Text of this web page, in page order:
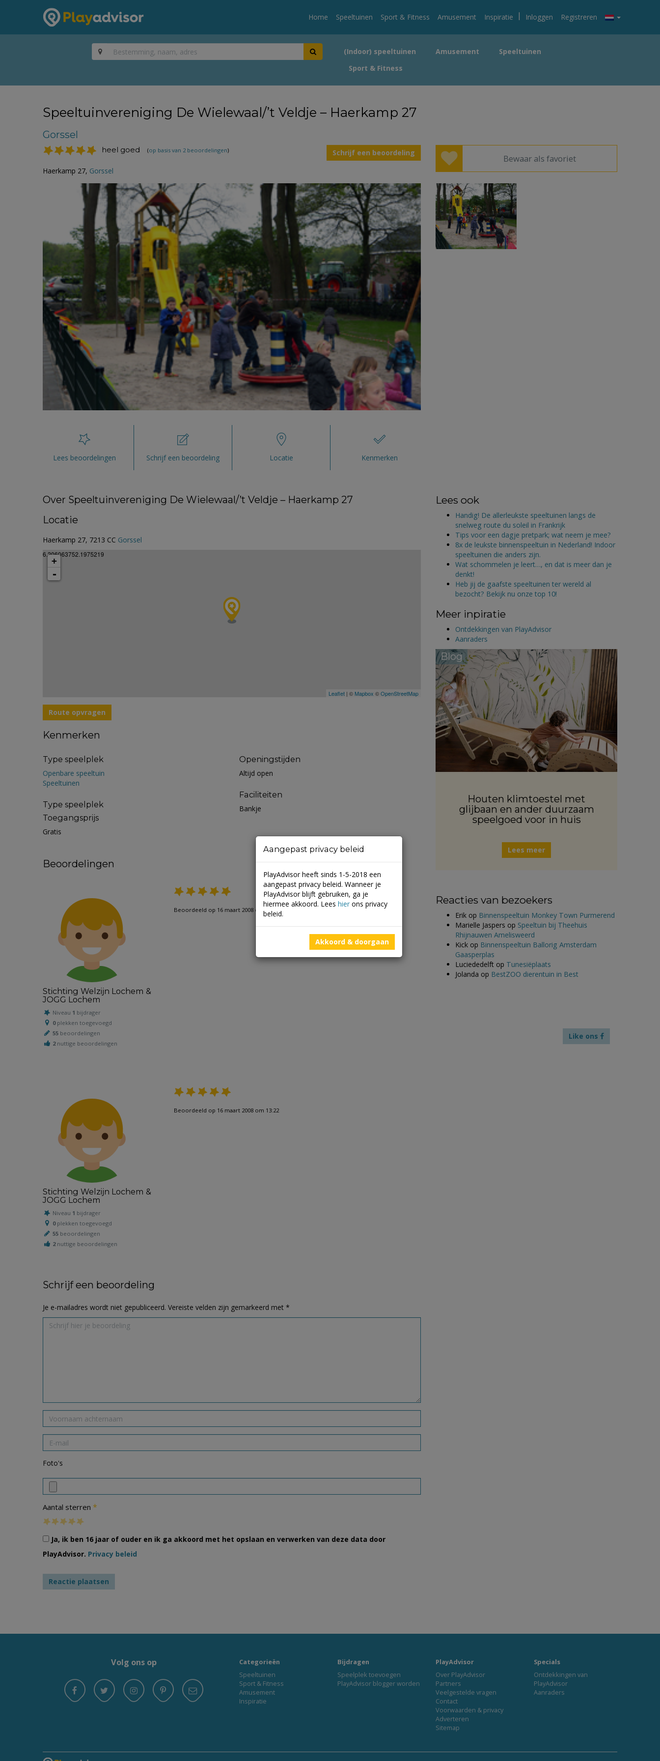
Home Speeltuinen Sport & Fitness Amusement Inspiratie | Inloggen Registreren
(Indoor) speeltuinen Amusement
Speeltuinen
Sport & Fitness
Speeltuinvereniging De Wielewaal/’t Veldje – Haerkamp 27
Gorssel
Schrijf een beoordeling
heel goed (op basis van 2 beoordelingen)
Haerkamp 27, Gorssel
Bewaar als favoriet
Lees beoordelingen Schrijf een beoordeling Locatie Kenmerken
Over Speeltuinvereniging De Wielewaal/’t Veldje – Haerkamp 27
Locatie
Haerkamp 27, 7213 CC Gorssel
6.206063752.1975219
+
-
Leaflet | © Mapbox ©OpenStreetMap
Route opvragen
Kenmerken
Type speelplek
Openbare speeltuin
Speeltuinen
Type speelplek
Toegangsprijs
Gratis
Openingstijden
Altijd open
Faciliteiten
Bankje
Beoordelingen
Stichting Welzijn Lochem &
JOGG Lochem
Niveau 1 bijdrager
0plekken toegevoegd
55 beoordelingen
2nuttige beoordelingen
Beoordeeld op 16 maart 2008 om 13:23
Stichting Welzijn Lochem &
JOGG Lochem
Niveau 1 bijdrager
0plekken toegevoegd
55 beoordelingen
2nuttige beoordelingen
Beoordeeld op 16 maart 2008 om 13:22
Schrijf een beoordeling
Je e-mailadres wordt niet gepubliceerd. Vereiste velden zijn gemarkeerd met *
Foto's
Aantal sterren *
Ja, ik ben 16 jaar of ouder en ik ga akkoord met het opslaan en verwerken van deze data door
PlayAdvisor. Privacy beleid
Lees ook
Handig! De allerleukste speeltuinen langs de
snelweg route du soleil in Frankrijk
Tips voor een dagje pretpark; wat neem je mee?
8x de leukste binnenspeeltuin in Nederland! Indoor
speeltuinen die anders zijn.
Wat schommelen je leert…, en dat is meer dan je
denkt!
Heb jij de gaafste speeltuinen ter wereld al
bezocht? Bekijk nu onze top 10!
Meer inpiratie
Ontdekkingen van PlayAdvisor
Aanraders
Blog
Houten klimtoestel met
glijbaan en ander duurzaam
speelgoed voor in huis
Lees meer
Reacties van bezoekers
Erik op Binnenspeeltuin Monkey Town Purmerend
Marielle Jaspers op Speeltuin bij Theehuis
Rhijnauwen Amelisweerd
Kick op Binnenspeeltuin Ballorig Amsterdam
Gaasperplas
Luciededelft op Tunesiëplaats
Jolanda op BestZOO dierentuin in Best
Like ons
Volg ons op
Categorieën
Speeltuinen
Sport & Fitness
Amusement
Inspiratie
Bijdragen
Speelplek toevoegen
PlayAdvisor blogger worden
PlayAdvisor
Over PlayAdvisor
Partners
Veelgestelde vragen
Contact
Voorwaarden & privacy
Adverteren
Sitemap
Specials
Ontdekkingen van
PlayAdvisor
Aanraders
Aangepast privacy beleid
PlayAdvisor heeft sinds 1-5-2018 een
aangepast privacy beleid. Wanneer je
PlayAdvisor blijft gebruiken, ga je
hiermee akkoord. Lees hier ons privacy
beleid.
Akkoord & doorgaan